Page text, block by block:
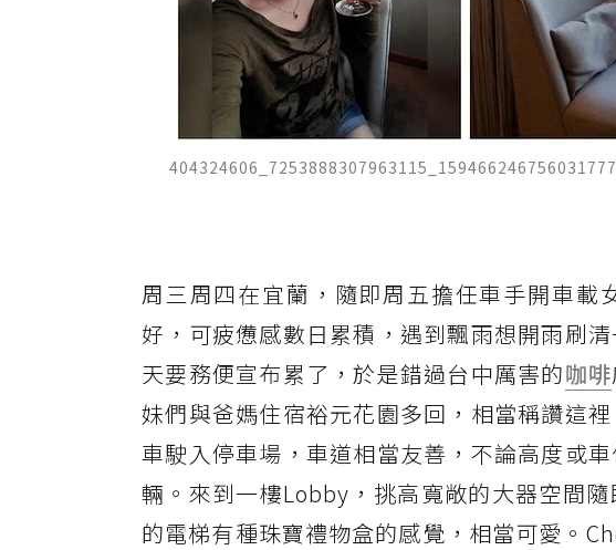
周三周四在宜蘭，隨即周五擔任車手開車載
好，可疲憊感數日累積，遇到飄雨想開雨刷
天要務便宣布累了，於是錯過台中厲害的咖啡
妹們與爸媽住宿裕元花園多回，相當稱讚這
車駛入停車場，車道相當友善，不論高度或
輛。來到一樓Lobby，挑高寬敞的大器空間
的電梯有種珠寶禮物盒的感覺，相當可愛。